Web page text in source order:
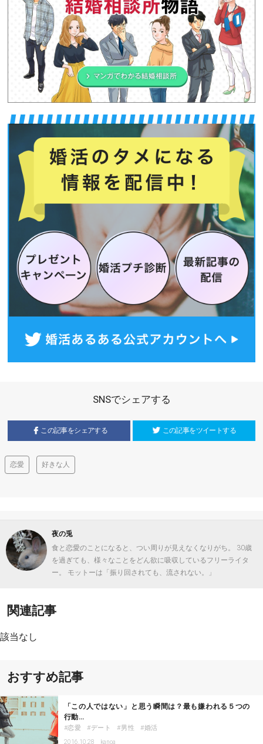
SNSでシェアする
この記事をシェアする この記事をツイートする
恋愛 好きな人
夜の兎
食と恋愛のことになると、つい周りが見えなくなりがち。 30歳
を過ぎても、様々なことをどん欲に吸収しているフリーライタ
ー。 モットーは「振り回されても、流されない。」
関連記事
該当なし
おすすめ記事
「この人ではない」と思う瞬間は？最も嫌われる５つの
行動…
恋愛 デート 男性 婚活
2016.10.28 kanoa